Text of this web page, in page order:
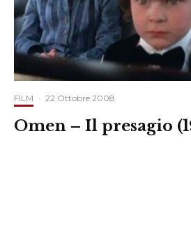
FILM · 22 Ottobre 2008
Omen – Il presagio